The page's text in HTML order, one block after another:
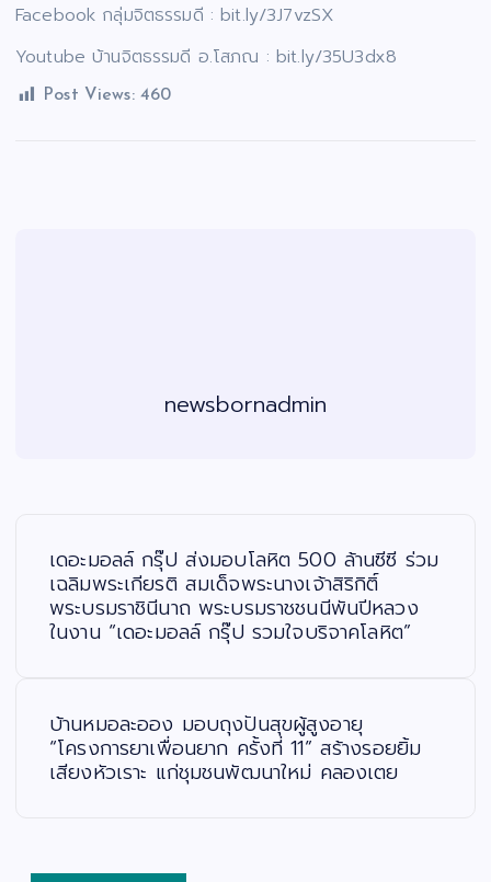
Facebook กลุ่มจิตธรรมดี : bit.ly/3J7vzSX
Youtube บ้านจิตธรรมดี อ.โสภณ : bit.ly/35U3dx8
Post Views: 460
newsbornadmin
เดอะมอลล์ กรุ๊ป ส่งมอบโลหิต 500 ล้านซีซี ร่วม
เฉลิมพระเกียรติ สมเด็จพระนางเจ้าสิริกิติ์
พระบรมราชินีนาถ พระบรมราชชนนีพันปีหลวง
ในงาน “เดอะมอลล์ กรุ๊ป รวมใจบริจาคโลหิต”
บ้านหมอละออง มอบถุงปันสุขผู้สูงอายุ
“โครงการยาเพื่อนยาก ครั้งที่ 11” สร้างรอยยิ้ม
เสียงหัวเราะ แก่ชุมชนพัฒนาใหม่ คลองเตย